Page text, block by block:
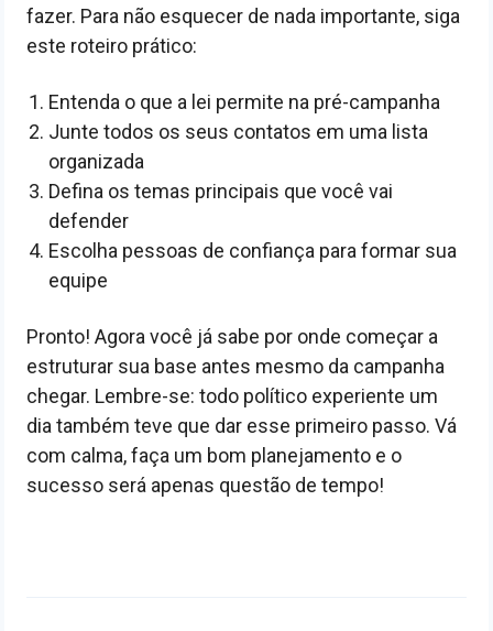
fazer. Para não esquecer de nada importante, siga
este roteiro prático:
Entenda o que a lei permite na pré-campanha
Junte todos os seus contatos em uma lista
organizada
Defina os temas principais que você vai
defender
Escolha pessoas de confiança para formar sua
equipe
Pronto! Agora você já sabe por onde começar a
estruturar sua base antes mesmo da campanha
chegar. Lembre-se: todo político experiente um
dia também teve que dar esse primeiro passo. Vá
com calma, faça um bom planejamento e o
sucesso será apenas questão de tempo!